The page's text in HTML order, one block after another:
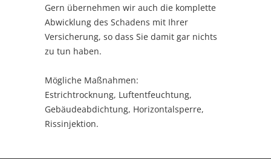
Gern übernehmen wir auch die komplette
Abwicklung des Schadens mit Ihrer
Versicherung, so dass Sie damit gar nichts
zu tun haben.
Mögliche Maßnahmen:
Estrichtrocknung, Luftentfeuchtung,
Gebäudeabdichtung, Horizontalsperre,
Rissinjektion.